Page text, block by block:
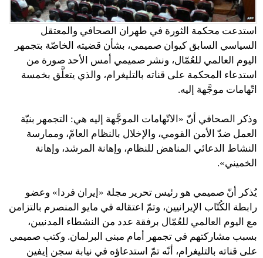
استدعت محكمة الثورة في طهران الصحافي والمعتقل
السياسي السابق كيوان صميمي، بشأن قضيته الخاصّة بتجمهر
اليوم العالمي للعُمّال، ونشر صميمي أمس الأحد صورة من
استدعاء المحكمة على قناته بالتليغرام، والذي يتعلَّق بخمسة
اتّهامات موجَّهة إليه.
وذكر الصحافي أنّ «الاتّهامات الموجَّهة إليه هي: التجمهر بنيّة
العمل ضدّ الأمن القومي، والإخلال بالنظام العامّ، وممارسة
النشاط الدعائي المناهض للنظام، وإهانة المرشد، وإهانة
الخميني».
يُذكر أنّ صميمي هو رئيس تحرير مجلة «إيران فردا» وعضو
رابطة الكُتّاب الإيرانيين، وتمّ اعتقاله في مايو المنصرم بالتزامن
مع اليوم العالمي للعُمّال برفقة عدد من النشطاء المدنيين،
بسبب مشاركتهم في تجمهر أمام مبنى البرلمان. وكتب صميمي
على قناته بالتليغرام، أنّه تمّ استدعاؤه في نيابة سجن إيفين